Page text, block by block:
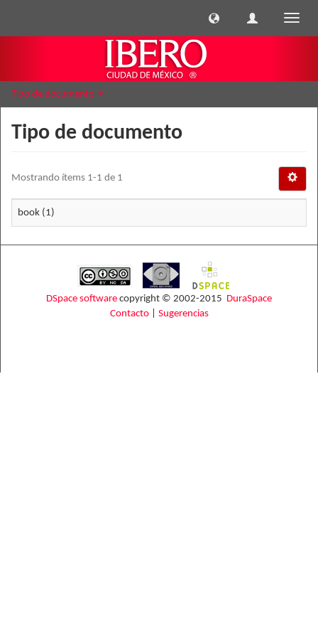
Tipo de documento
Tipo de documento
Mostrando ítems 1-1 de 1
book (1)
DSpace software copyright © 2002-2015 DuraSpace
Contacto| Sugerencias